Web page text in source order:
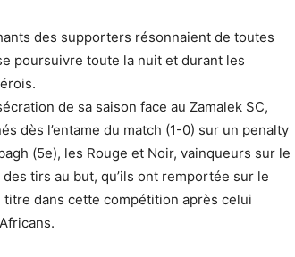
des supporters résonnaient de toutes
poursuivre toute la nuit et durant les
de sa saison face au Zamalek SC,
dès l’entame du match (1-0) sur un penalty
(5e), les Rouge et Noir, vainqueurs sur le
des tirs au but, qu’ils ont remportée sur le
titre dans cette compétition après celui